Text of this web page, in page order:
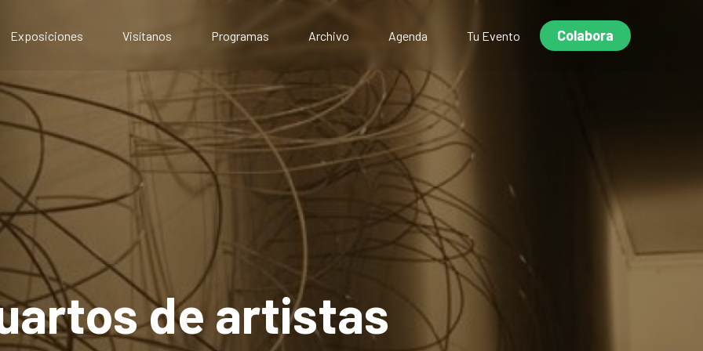
Exposiciones
Exposiciones virtuales
Visítanos
Programas
Público
Educativo
Archivo Agenda Tu Evento Colabora
de artistas